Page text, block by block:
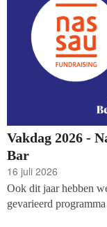
Vakdag 2026 -
Bar
16 juli 2026
Ook dit jaar hebben
gevarieerd